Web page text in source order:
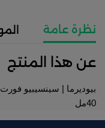
نظرة عامة
عن هذا المنتج
40مل